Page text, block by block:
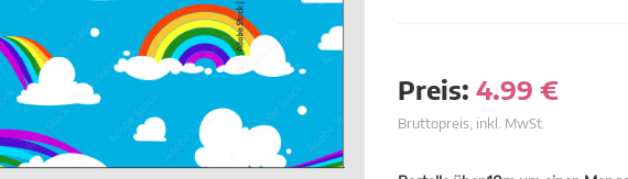
Preis: 4.99 €
Bruttopreis, inkl. MwSt.